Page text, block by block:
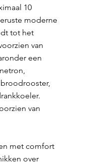
10
moderne
tot het
van
een
van
met comfort
over